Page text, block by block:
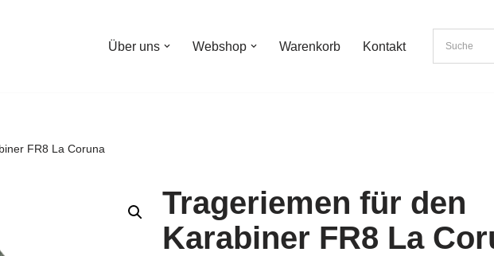
Über uns Webshop Warenkorb Kontakt
FR8 La Coruna
Trageriemen für den
Karabiner FR8 La